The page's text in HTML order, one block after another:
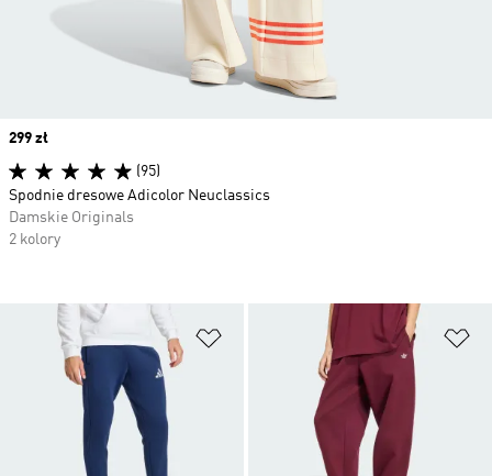
Dodaj do listy życzeń
Price
299 zł
(95)
Spodnie dresowe Adicolor Neuclassics
Damskie Originals
2 kolory